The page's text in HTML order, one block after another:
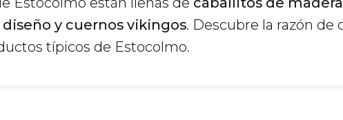
y cuernos vikingos. Descubre la razón de
típicos de Estocolmo.